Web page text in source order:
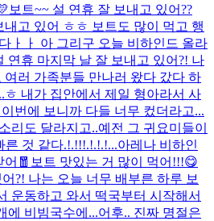
보트~~ 설 연휴 잘 보내고 있어??
고 있어 ㅎㅎ 보트도 많이 먹고 행
ㅏㅏ 아 그리구 오늘 비하인드 올라
연휴 마지막 날 잘 보내고 있어?! 나
여러 가족분들 만나러 왔다 갔다 하
ㅎ 내가 집안에서 제일 형아라서 사
번에 보니까 다들 너무 컸더라고...
리도 달라지고..예전 그 귀요미들이
른 것 같다.!.!!!.!.!.!...아레나 비하인
🧧 보트 맛있는 거 많이 먹어!!!😋
?! 나는 오늘 너무 배부른 하루 보
운동하고 와서 떡국부터 시작해서
에 비빔국수에...어후.. 진짜 명절은